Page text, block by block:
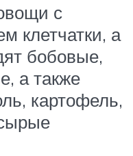
с
клетчатки, а
бобовые,
а также
картофель,